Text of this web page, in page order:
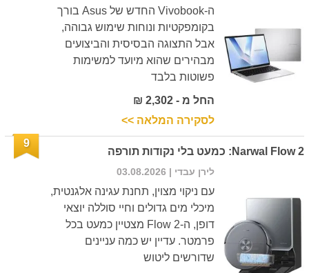
ה-Vivobook החדש של Asus בורך
בקומפקטיות ונוחות שימוש גבוהה,
אבל התצוגה הבסיסית והביצועים
מבהירים שהוא מיועד למשימות
פשוטות בלבד
החל מ - 2,302 ₪
לסקירה המלאה >>
Narwal Flow 2: כמעט בלי נקודות תורפה
9
לירן עבדי | 03.08.2026
עם ניקוי מצוין, תחנת עגינה אלגנטית,
מיכלי מים גדולים וחיי סוללה יוצאי
דופן, ה-Flow 2 מצטיין כמעט בכל
פרמטר. עדיין יש כמה עניינים
שדורשים ליטוש